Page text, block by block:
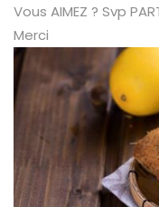
Vous AIMEZ ? Svp
Merci